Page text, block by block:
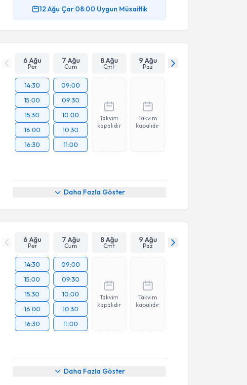
12 Ağu Çar 08:00 Uygun Müsaitlik
6 Ağu
Per
7 Ağu
Cum
8 Ağu
Cmt
9 Ağu
Paz
14:30
15:00
15:30
16:00
16:30
09:00
09:30
10:00
10:30
11:00
Takvim
kapalıdır
Takvim
kapalıdır
Daha Fazla Göster
6 Ağu
Per
7 Ağu
Cum
8 Ağu
Cmt
9 Ağu
Paz
14:30
15:00
15:30
16:00
16:30
09:00
09:30
10:00
10:30
11:00
Takvim
kapalıdır
Takvim
kapalıdır
Daha Fazla Göster